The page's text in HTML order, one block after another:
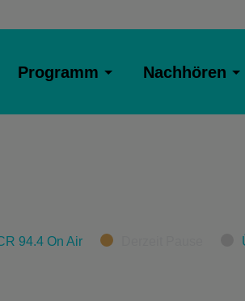
Programm Nachhören
94.4 On Air